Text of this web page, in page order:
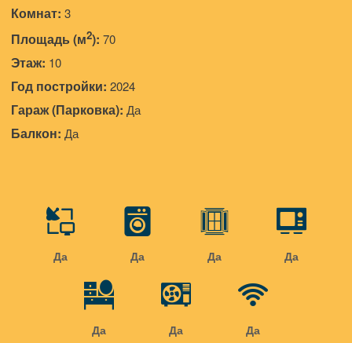
Комнат: 3
Площадь (м2): 70
Этаж: 10
Год постройки: 2024
Гараж (Парковка): Да
Балкон: Да
Да Да Да Да
Да Да Да